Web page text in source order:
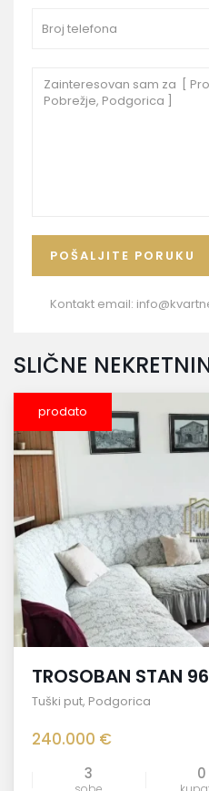
Kontakt email:
SLIČNE
prodato
TROSOBAN STAN
Tuški put, Podgorica
240.000 €
3 0